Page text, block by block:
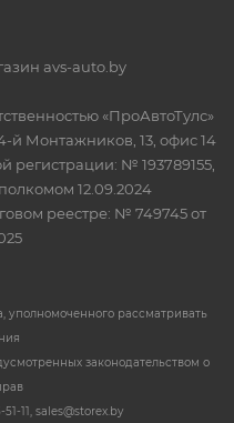
avs-auto.by
«ПроАвтоТулс»
й Монтажников, 13, офис 14
регистрации: № 193789155,
12.09.2024
реестре: № 749745 от
рассматривать
законодательством о
11, sales@storex.by